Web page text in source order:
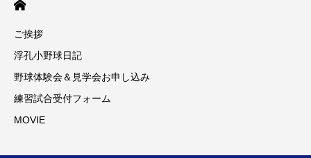
ご挨拶
浮孔小野球日記
野球体験会＆見学会お申し込み
練習試合受付フォーム
MOVIE